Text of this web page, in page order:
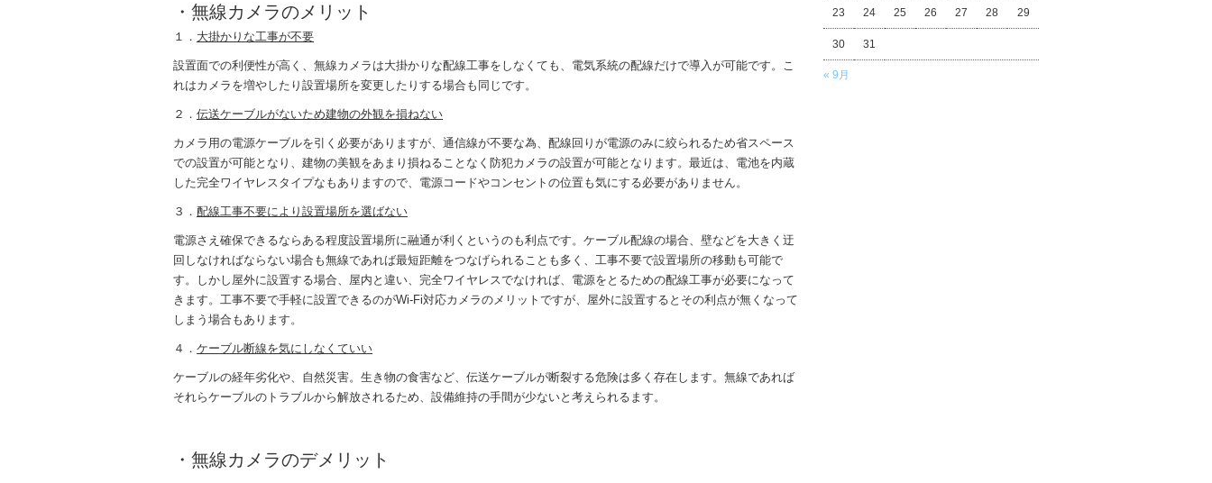
・無線カメラのメリット
１． 大掛かりな工事が不要
設置面での利便性が高く、無線カメラは大掛かりな配線工事をしなくても、電気系統の配線だけで導入が可能です。こ
れはカメラを増やしたり設置場所を変更したりする場合も同じです。
２． 伝送ケーブルがないため建物の外観を損ねない
カメラ用の電源ケーブルを引く必要がありますが、通信線が不要な為、配線回りが電源のみに絞られるため省スペース
での設置が可能となり、建物の美観をあまり損ねることなく防犯カメラの設置が可能となります。最近は、電池を内蔵
した完全ワイヤレスタイプなもありますので、電源コードやコンセントの位置も気にする必要がありません。
３． 配線工事不要により設置場所を選ばない
電源さえ確保できるならある程度設置場所に融通が利くというのも利点です。ケーブル配線の場合、壁などを大きく迂
回しなければならない場合も無線であれば最短距離をつなげられることも多く、工事不要で設置場所の移動も可能で
す。しかし屋外に設置する場合、屋内と違い、完全ワイヤレスでなければ、電源をとるための配線工事が必要になって
きます。工事不要で手軽に設置できるのがWi-Fi対応カメラのメリットですが、屋外に設置するとその利点が無くなって
しまう場合もあります。
４． ケーブル断線を気にしなくていい
ケーブルの経年劣化や、自然災害。生き物の食害など、伝送ケーブルが断裂する危険は多く存在します。無線であれば
それらケーブルのトラブルから解放されるため、設備維持の手間が少ないと考えられるます。
・無線カメラのデメリット
« 9月
23 24 25 26 27 28 29
30 31